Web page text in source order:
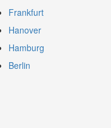
Frankfurt
Hanover
Hamburg
Berlin